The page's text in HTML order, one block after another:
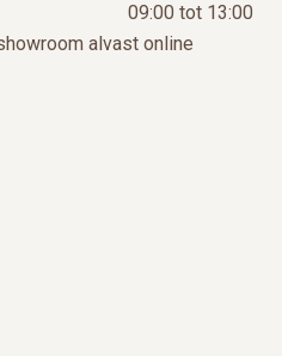
09:00 tot 13:00
alvast online